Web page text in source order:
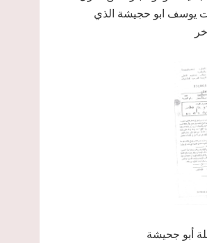
يوسف ابو حجيشة الذي
أبو جحيشة